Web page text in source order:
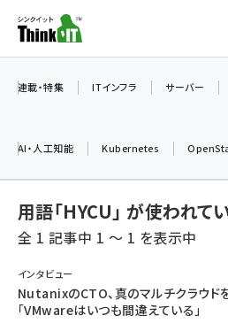
ン
ツ
加藤銘のチーム貢献～仲間
北海道をのんびり旅する晴
連載・特集 ITインフラ サーバー
AI・人工知能 Kubernetes
用語「HYCU」 が使われて
全 1 記事中 1 ～ 1 を表示中
インタビュー
NutanixのCTO、真のマルチクラウド
「VMwareはいつも間違えている」